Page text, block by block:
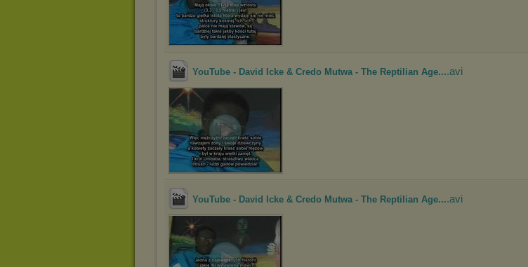
Wyrażenie sprzeciwu spowoduje, że
będzie dopasowana do Twoich
sposób uniemożliwiający
YouTube - David Icke & Credo Mutwa - The Reptilian Age....avi
YouTube - David Icke & Credo Mutwa - The Reptilian Age....avi